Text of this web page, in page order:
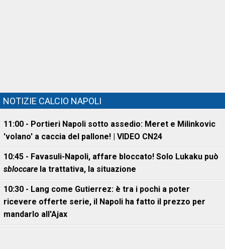
NOTIZIE CALCIO NAPOLI
11:00 - Portieri Napoli sotto assedio: Meret e Milinkovic
'volano' a caccia del pallone! | VIDEO CN24
10:45 - Favasuli-Napoli, affare bloccato! Solo Lukaku può
sbloccare la trattativa, la situazione
10:30 - Lang come Gutierrez: è tra i pochi a poter
ricevere offerte serie, il Napoli ha fatto il prezzo per
mandarlo all'Ajax